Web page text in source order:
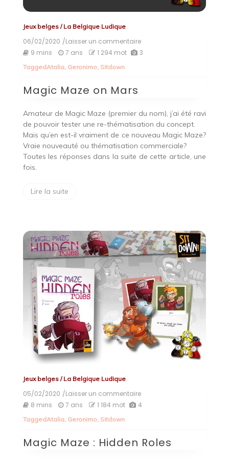
Jeux belges/La Belgique Ludique
06/02/2020 /Laisser un commentaireon
Magic
9 mins 7 ans 1 294 mot 3
TaggedAtalia, Geronimo, Sitdown
Magic Maze on Mars
Amateur de Magic Maze (premier du nom), j’ai été ravi
de pouvoir tester une re-thématisation du concept.
Mais qu’en est-il vraiment de ce nouveau Magic Maze?
Vraie nouveauté ou thématisation commerciale?
Toutes les réponses dans la suite de cette article, une
fois.
Lire la suite
Jeux belges/La Belgique Ludique
05/02/2020 /Laisser un commentaireon
Magic
Roles
8 mins 7 ans 1 184 mot 4
TaggedAtalia, Geronimo, Sitdown
Magic Maze : Hidden Roles